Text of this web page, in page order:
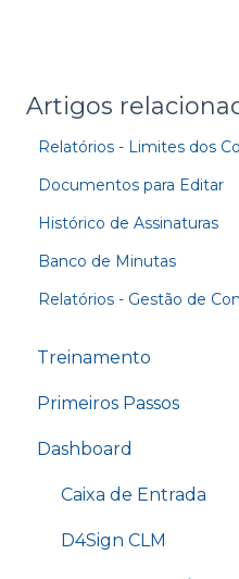
Artigos
Relatórios - Limites dos
Documentos para Editar
Histórico de Assinaturas
Banco de Minutas
Relatórios - Gestão de
Treinamento
Treinamento -
para assinatura
Treinamento -
Primeiros Passos
Dashboard
Caixa de Entrada
D4Sign CLM